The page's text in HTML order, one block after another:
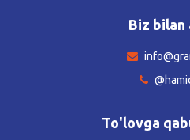
Biz bilan
To'lovga